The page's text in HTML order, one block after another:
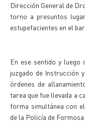
Dirección General de
torno a presuntos
estupefacientes en el
En ese sentido y luego
juzgado de Instrucción
órdenes de
tarea que fue llevada a
forma simultánea con
de la Policía de